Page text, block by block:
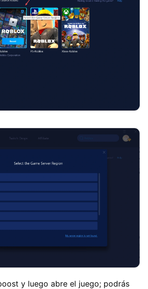
y luego abre el juego; podrás